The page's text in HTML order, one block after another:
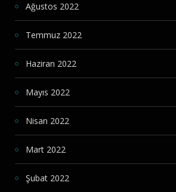
Ağustos 2022
Temmuz 2022
Haziran 2022
Mayıs 2022
Nisan 2022
Mart 2022
Şubat 2022